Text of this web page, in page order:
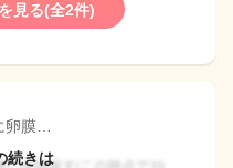
見る(全2件)
卵膜…
続きは